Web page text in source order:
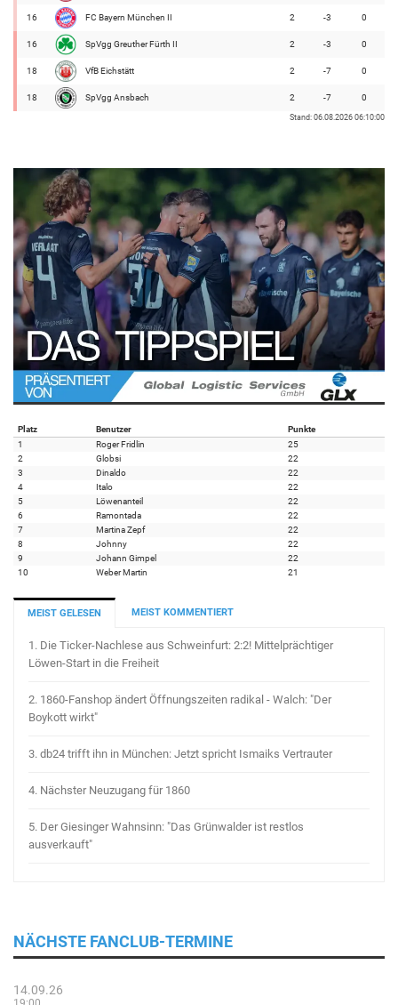
16 FC Bayern München II 2 -3 0
16 SpVgg Greuther Fürth II 2 -3 0
18 VfB Eichstätt 2 -7 0
18 SpVgg Ansbach 2 -7 0
Stand: 06.08.2026 06:10:00
Platz Benutzer
Punkte
1
Roger Fridlin
25
2
Globsi
22
3
Dinaldo
22
4
Italo
22
5
Löwenanteil
22
6
Ramontada
22
7
Martina Zepf
22
8
Johnny
22
9
Johann Gimpel
22
10
Weber Martin 21
MEIST GELESEN MEIST KOMMENTIERT
1. Die Ticker-Nachlese aus Schweinfurt: 2:2! Mittelprächtiger
Löwen-Start in die Freiheit
2. 1860-Fanshop ändert Öffnungszeiten radikal - Walch: "Der
Boykott wirkt"
3. db24 trifft ihn in München: Jetzt spricht Ismaiks Vertrauter
4. Nächster Neuzugang für 1860
5. Der Giesinger Wahnsinn: "Das Grünwalder ist restlos
ausverkauft"
NÄCHSTE FANCLUB-TERMINE
14.09.26